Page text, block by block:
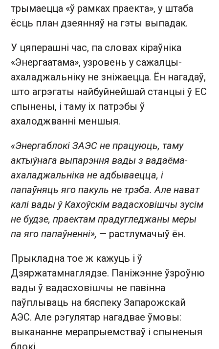
трымаецца «ў рамках праекта», у штаба
ёсць план дзеянняў на гэты выпадак.
У цяперашні час, па словах кіраўніка
«Энергаатама», узровень у сажалцы-
ахаладжальніку не зніжаецца. Ён нагадаў,
што агрэгаты найбуйнейшай станцыі ў ЕС
спынены, і таму іх патрэбы ў
ахалоджванні меншыя.
«Энергаблокі ЗАЭС не працуюць, таму
актыўнага выпарэння вады з вадаёма-
ахаладжальніка не адбываецца, і
папаўняць яго пакуль не трэба. Але нават
калі вады ў Кахоўскім вадасховішчы зусім
не будзе, праектам прадугледжаны меры
па яго папаўненні», — растлумачыў ён.
Прыкладна тое ж кажуць і ў
Дзяржатамнаглядзе. Паніжэнне ўзроўню
вады ў вадасховішчы не павінна
паўплываць на бяспеку Запарожскай
АЭС. Але рэгулятар нагадвае ўмовы:
выкананне мерапрыемстваў і спыненыя
блокі.